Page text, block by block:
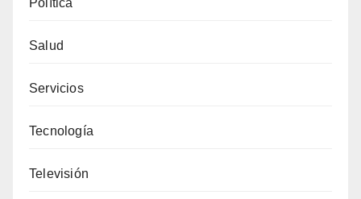
Política
Salud
Servicios
Tecnología
Televisión